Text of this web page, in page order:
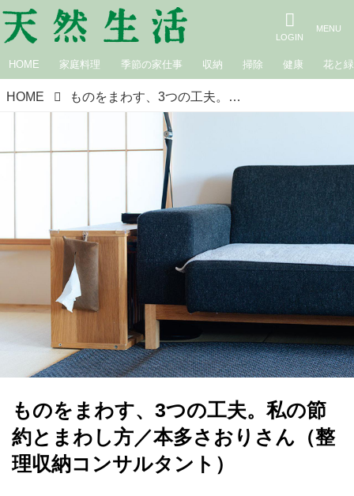
HOME 家庭料理 季節の家仕事 収納 掃除 健康 花と緑
HOME ものをまわす、3つの工夫。私の節約とまわし方／本多さおりさん（整理収納コンサルタント）
ものをまわす、3つの工夫。私の節
約とまわし方／本多さおりさん（整
理収納コンサルタント）